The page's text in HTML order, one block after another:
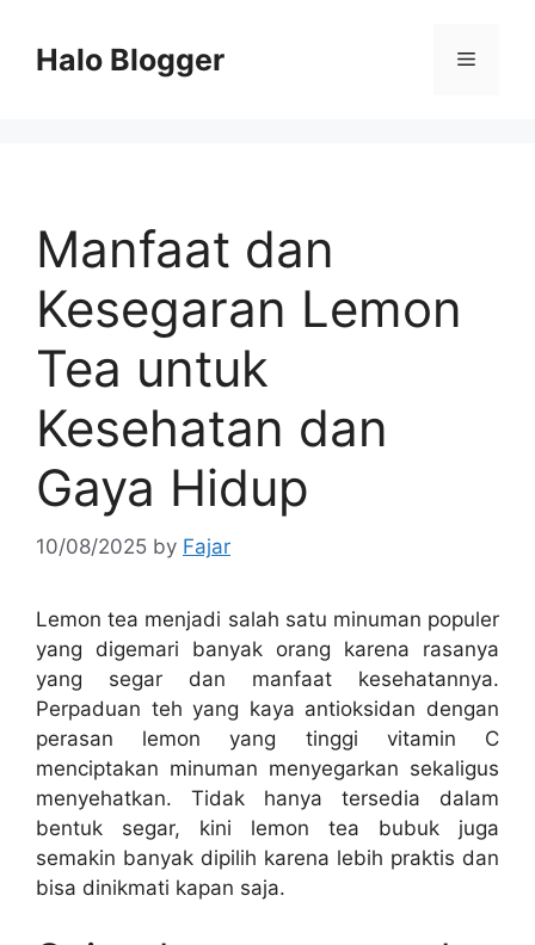
contentHalo Blogger Menu
Manfaat dan
Kesegaran Lemon
Tea untuk
Kesehatan dan
Gaya Hidup
10/08/2025 by Fajar
Lemon tea menjadi salah satu minuman populer
yang digemari banyak orang karena rasanya
yang segar dan manfaat kesehatannya.
Perpaduan teh yang kaya antioksidan dengan
perasan lemon yang tinggi vitamin C
menciptakan minuman menyegarkan sekaligus
menyehatkan. Tidak hanya tersedia dalam
bentuk segar, kini lemon tea bubuk juga
semakin banyak dipilih karena lebih praktis dan
bisa dinikmati kapan saja.